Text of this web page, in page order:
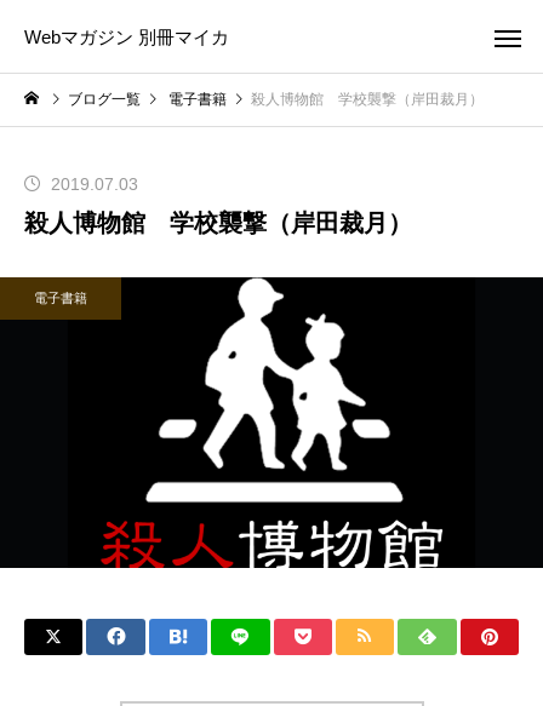
Webマガジン 別冊マイカ
ブログ一覧 電子書籍 殺人博物館 学校襲撃（岸田裁月）
2019.07.03
殺人博物館 学校襲撃（岸田裁月）
電子書籍